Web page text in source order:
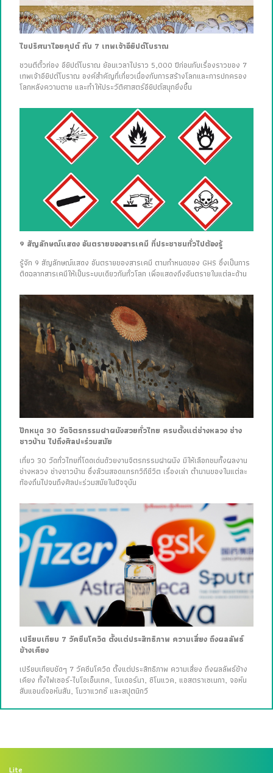
ไขปริศนาไอยคุปต์ กับ 7 เทพเจ้าอียิปต์โบราณ
ชวนตีตั๋วท่อง อียิปต์โบราณ ย้อนเวลาไปราว 5,000 ปีก่อนกับเรื่องราวของ 7
เทพเจ้าอียิปต์โบราณ องค์สำคัญที่เกี่ยวเนื่องกับการสร้างโลกและการปกครอง
โลกหลังความตาย และทำให้ประวัติศาสตร์อียิปต์สนุกยิ่งขึ้น
9 สัญลักษณ์แสดง อันตรายของสารเคมี ที่ประชาชนทั่วไปต้องรู้
รู้จัก 9 สัญลักษณ์แสดง อันตรายของสารเคมี ตามกำหนดของ GHS ซึ่งเป็นการ
ติดฉลากสารเคมีให้เป็นระบบเดียวกันทั่วโลก เพื่อแสดงถึงอันตรายในแต่ละด้าน
ปักหมุด 30 วัดจิตรกรรมฝาผนังสวยทั่วไทย ครบตั้งแต่ช่างหลวง ช่าง
ชาวบ้าน ไปถึงศิลปะร่วมสมัย
เที่ยว 30 วัดทั่วไทยที่โดดเด่นด้วยงานจิตรกรรมฝาผนัง มีให้เลือกชมทั้งผลงาน
ช่างหลวง ช่างชาวบ้าน ซึ่งล้วนสอดแทรกวิถีชีวิต เรื่องเล่า ตำนานของในแต่ละ
ท้องถิ่นไปจนถึงศิลปะร่วมสมัยในปัจจุบัน
เปรียบเทียบ 7 วัคซีนโควิด ตั้งแต่ประสิทธิภาพ ความเสี่ยง ถึงผลลัพธ์
ข้างเคียง
เปรียบเทียบชัดๆ 7 วัคซีนโควิด ตั้งแต่ประสิทธิภาพ ความเสี่ยง ถึงผลลัพธ์ข้าง
เคียง ทั้งไฟเซอร์-ไบโอเอ็นเทค, โมเดอร์นา, ซิโนแวค, แอสตราเซเนกา, จอห์น
สันแอนด์จอห์นสัน, โนวาแวกซ์ และสปุตนิกวี
Lite